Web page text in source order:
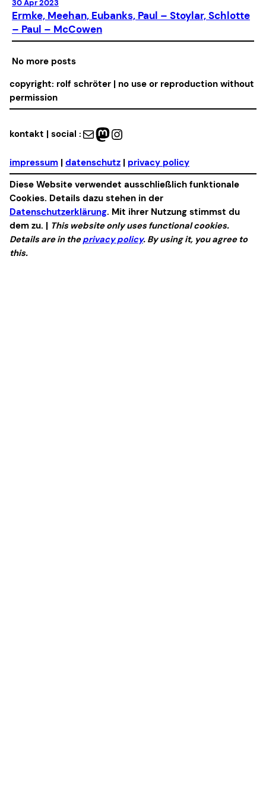
30 Apr 2023
Ermke, Meehan, Eubanks, Paul – Stoylar, Schlotte
– Paul – McCowen
No more posts
copyright: rolf schröter | no use or reproduction without
permission
kontakt | social : Mail Mastodon Instagram
impressum | datenschutz | privacy policy
Diese Website verwendet ausschließlich funktionale
Cookies. Details dazu stehen in der
Datenschutzerklärung. Mit ihrer Nutzung stimmst du
dem zu. | This website only uses functional cookies.
Details are in theprivacy policy. By using it, you agree to
this.